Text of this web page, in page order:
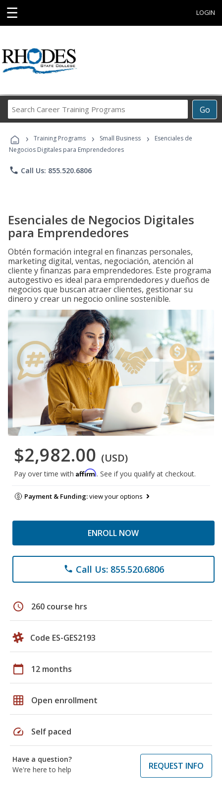
☰ LOGIN
Go
Career
Programs
› Training Programs › Small Business ›
Esenciales de
Negocios Digitales para Emprendedores
phone Call Us: 855.520.6806
Esenciales de Negocios Digitales
para Emprendedores
Obtén formación integral en finanzas personales,
marketing digital, ventas, negociación, atención al
cliente y finanzas para emprendedores. Este programa
autogestivo es ideal para emprendedores y dueños de
negocios que buscan atraer clientes, gestionar su
dinero y crear un negocio online sostenible.
$2,982.00 (USD)
Pay over time with Affirm. See if you qualify at checkout.
Payment & Funding:view your options
ENROLL NOW
phone Call Us: 855.520.6806
schedule 260 course hrs
Code ES-GES2193
calendar_today 12 months
grid_on Open enrollment
speed Self paced
Have a question?
We're here to help
REQUEST INFO